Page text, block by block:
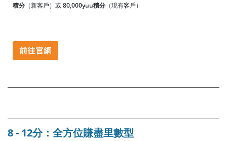
積分 （新客戶）或80,000yuu積分 （現有客戶）
8 - 12分：全方位賺盡里數型